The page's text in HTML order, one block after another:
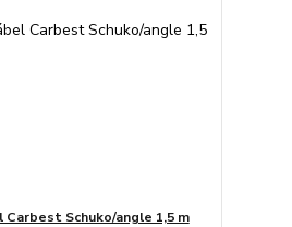
Schuko/angle 1,5 m